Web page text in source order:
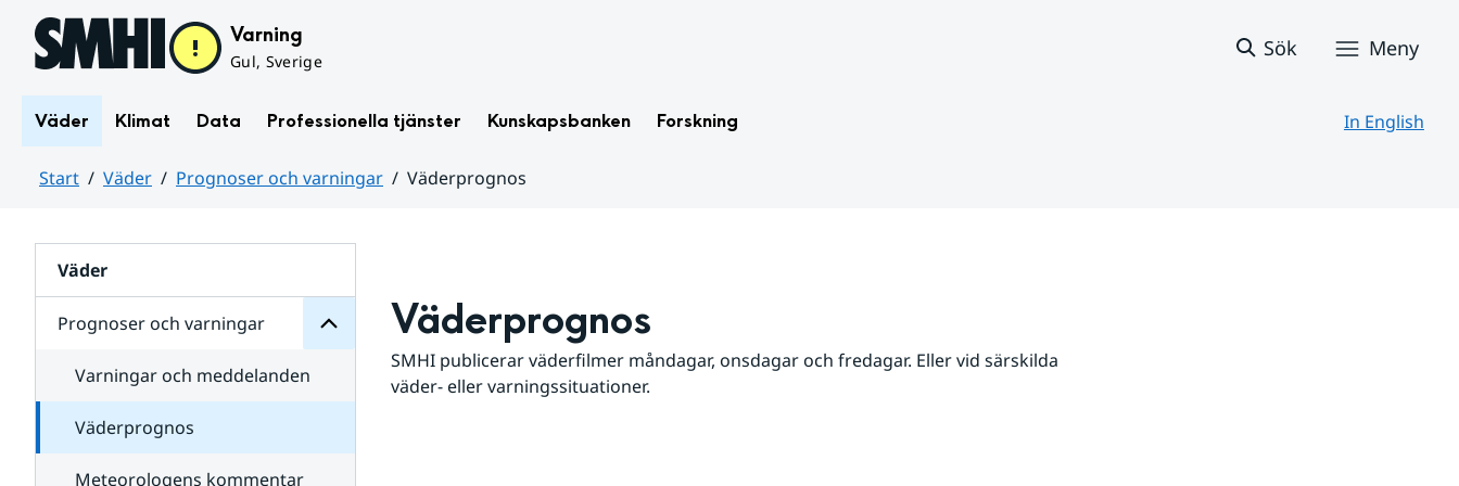
Hoppa till sidans innehåll Varning
Gul, Sverige
Sök Meny
Väder Klimat Data Professionella tjänster Kunskapsbanken Forskning In English
Start Väder Prognoser och varningar
Väderprognos
Väder
Prognoser och varningar
för
varningar
Varningar och meddelanden
Väderprognos
Meteorologens kommentar
Väderprognos
SMHI publicerar väderfilmer måndagar, onsdagar och fredagar. Eller vid särskilda
väder- eller varningssituationer.